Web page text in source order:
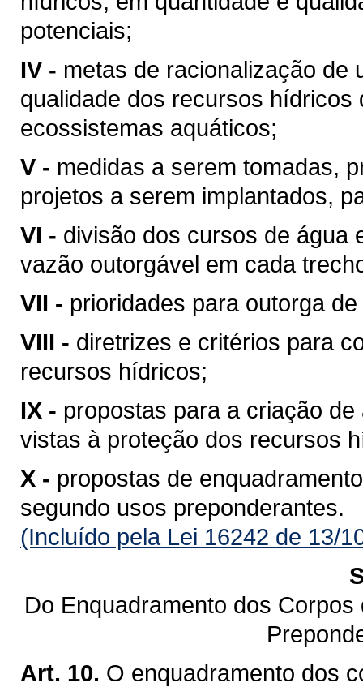
potenciais;
IV - metas de racionalização de
qualidade dos recursos
ecossistemas aquáticos;
V - medidas a serem tomadas,
projetos a serem implantados,
VI - divisão dos cursos de água
vazão outorgável em cada
VII - prioridades para outorga
VIII - diretrizes e critérios para
recursos hídricos;
IX - propostas para a criação
vistas à proteção dos recursos
X - propostas de
segundo usos preponderantes.
(Incluído pela Lei 16242 de 13/
Do Enquadramento dos
Art. 10. O enquadramento dos